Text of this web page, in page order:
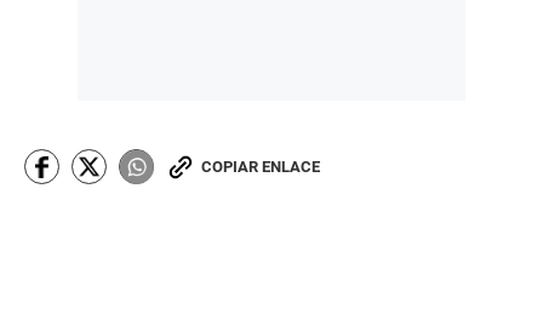
COPIAR ENLACE